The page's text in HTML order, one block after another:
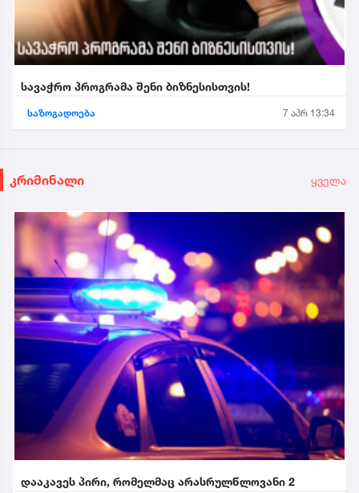
სავაჭრო პროგრამა შენი ბიზნესისთვის!
საზოგადოება 7 აპრ 13:34
კრიმინალი ყველა
დააკავეს პირი, რომელმაც არასრულწლოვანი 2